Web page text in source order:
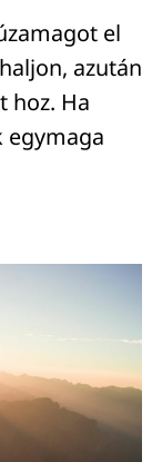
el
azután
hoz. Ha
egymaga